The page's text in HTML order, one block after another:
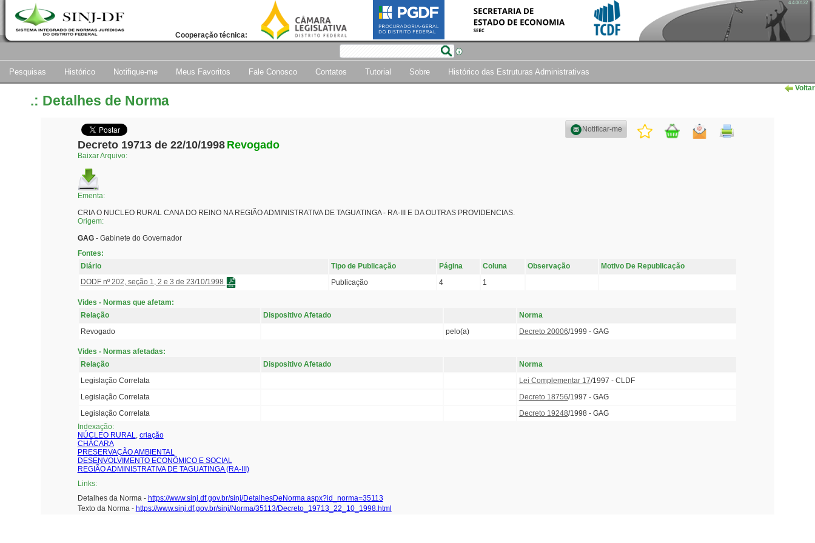
4.4.00132
Cooperação técnica:
Pesquisas Histórico Notifique-me Meus Favoritos Fale Conosco Contatos Tutorial Sobre Histórico das Estruturas Administrativas
Voltar
.: Detalhes de Norma
Notificar-me
Decreto 19713 de 22/10/1998 Revogado
Baixar Arquivo:
Ementa:
CRIA O NUCLEO RURAL CANA DO REINO NA REGIÃO ADMINISTRATIVA DE TAGUATINGA - RA-III E DA OUTRAS PROVIDENCIAS.
Origem:
GAG- Gabinete do Governador
Fontes:
Diário
Tipo de Publicação Página Coluna Observação
Motivo De Republicação
DODF nº 202, seção 1, 2 e 3 de 23/10/1998
Publicação 4 1
Vides - Normas que afetam:
Relação
Dispositivo Afetado
Norma
Revogado
pelo(a) Decreto 20006/1999 - GAG
Vides - Normas afetadas:
Relação
Dispositivo Afetado
Norma
Legislação Correlata
Lei Complementar 17/1997 - CLDF
Legislação Correlata
Decreto 18756/1997 - GAG
Legislação Correlata
Decreto 19248/1998 - GAG
Indexação:
NÚCLEO RURAL, criação
CHÁCARA
PRESERVAÇÃO AMBIENTAL
DESENVOLVIMENTO ECONÔMICO E SOCIAL
REGIÃO ADMINISTRATIVA DE TAGUATINGA (RA-III)
Links:
Detalhes da Norma - https://www.sinj.df.gov.br/sinj/DetalhesDeNorma.aspx?id_norma=35113
Texto da Norma - https://www.sinj.df.gov.br/sinj/Norma/35113/Decreto_19713_22_10_1998.html